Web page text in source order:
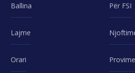
Ballina Për FSI
Lajme
Orari